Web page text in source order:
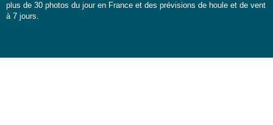
plus de 30 photos du jour en France et des prévisions de houle et de vent
à 7 jours.